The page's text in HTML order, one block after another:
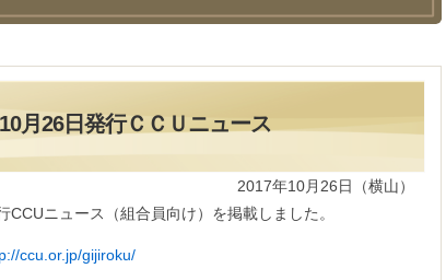
月26日発行ＣＣＵニュース
2017年10月26日（横山）
ニュース（組合員向け）を掲載しました。
ccu.or.jp/gijiroku/